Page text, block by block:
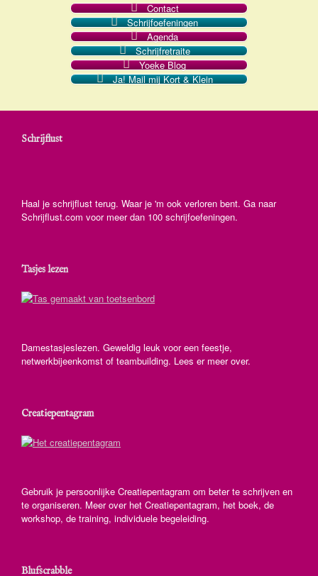
Contact
Schrijfoefeningen
Agenda
Schrijfretraite
Yoeke Blog
Ja! Mail mij Kort & Klein
Schrijflust
Haal je schrijflust terug. Waar je 'm ook verloren bent. Ga naar
Schrijflust.com voor meer dan 100 schrijfoefeningen.
Tasjes lezen
Damestasjeslezen. Geweldig leuk voor een feestje,
netwerkbijeenkomst of teambuilding. Lees er meer over.
Creatiepentagram
Gebruik je persoonlijke Creatiepentagram om beter te schrijven en
te organiseren. Meer over het Creatiepentagram, het boek, de
workshop, de training, individuele begeleiding.
Blufscrabble